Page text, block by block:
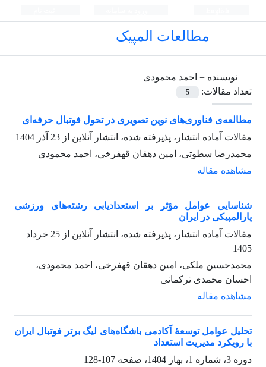
مطالعات المپیک
نویسنده = احمد محمودی
تعداد مقالات:
5
مطالعه‌ی فناوری‌های نوین تصویری در تحول فوتبال حرفه‌ای
مقالات آماده انتشار، پذیرفته شده، انتشار آنلاین از 23 آذر 1404
محمدرضا سطوتی، امین دهقان قهفرخی، احمد محمودی
مشاهده مقاله
شناسایی عوامل مؤثر بر استعدادیابی رشته‌های ورزشی
پارالمپیکی در ایران
مقالات آماده انتشار، پذیرفته شده، انتشار آنلاین از
25 خرداد
1405
محمدحسین ملکی، امین دهقان قهفرخی، احمد محمودی،
احسان محمدی ترکمانی
مشاهده مقاله
تحلیل عوامل توسعۀ آکادمی باشگاه‌های لیگ برتر فوتبال ایران
با رویکرد مدیریت استعداد
دوره 3، شماره 1، بهار 1404، صفحه
107-128